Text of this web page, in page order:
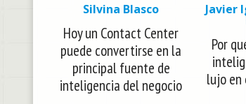
Silvina Blasco
Hoy un Contact Center
puede convertirse en la
principal fuente de
inteligencia del negocio
Javier
Por
lujo en